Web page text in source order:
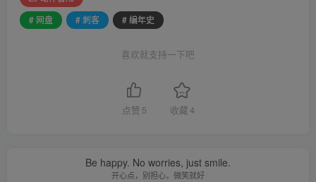
# 网盘
# 刺客 # 编年史
喜欢就支持一下吧
点赞 5 收藏4
Be happy. No worries, just smile.
开心点，别担心，微笑就好